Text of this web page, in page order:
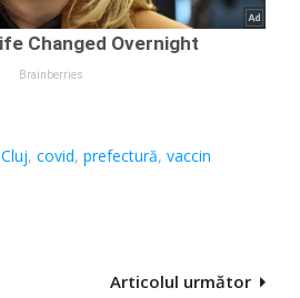
Cluj,covid,prefectură,vaccin
Articolul următor